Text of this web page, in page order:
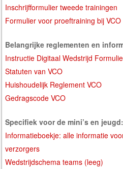
Inschrijfformulier tweede trainingen
Formulier voor proeftraining bij
Belangrijke reglementen en
Instructie Digitaal Wedstrijd
Statuten van VCO
Huishoudelijk Reglement VCO
Gedragscode VCO
Specifiek voor de mini’s en jeugd:
Informatieboekje: alle informatie
verzorgers
Wedstrijdschema teams (leeg)